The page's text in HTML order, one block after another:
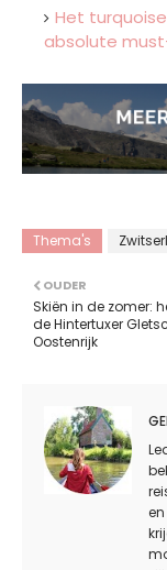
Het
absolute
Thema's
OUDER
Skiën in de zomer:
de Hintertuxer
Oostenrijk